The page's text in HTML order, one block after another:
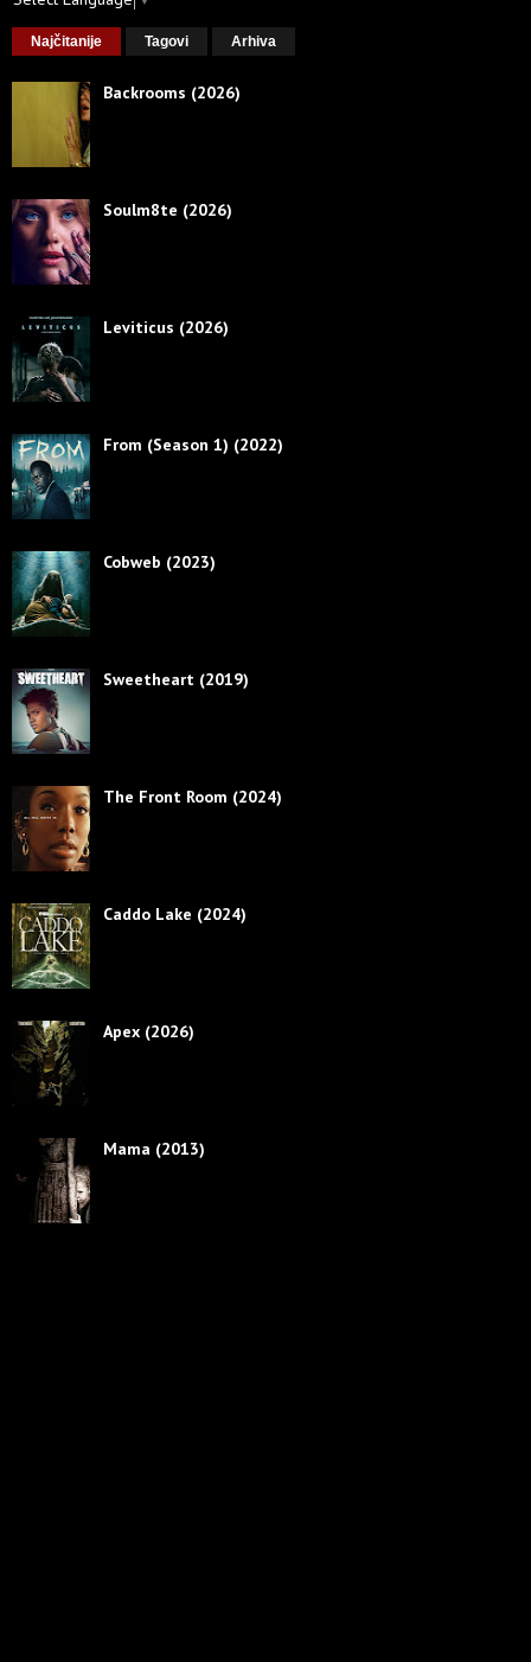
Najčitanije Tagovi Arhiva
Backrooms (2026)
Soulm8te (2026)
Leviticus (2026)
From (Season 1) (2022)
Cobweb (2023)
Sweetheart (2019)
The Front Room (2024)
Caddo Lake (2024)
Apex (2026)
Mama (2013)